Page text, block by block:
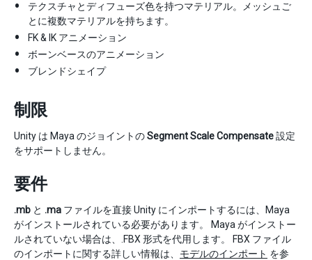
テクスチャとディフューズ色を持つマテリアル。メッシュご
とに複数マテリアルを持ちます。
FK & IK アニメーション
ボーンベースのアニメーション
ブレンドシェイプ
制限
Unity は Maya のジョイントのSegment Scale Compensate設定
をサポートしません。
要件
.mb と .ma ファイルを直接 Unity にインポートするには、Maya
がインストールされている必要があります。 Maya がインストー
ルされていない場合は、.FBX 形式を代用します。 FBX ファイル
のインポートに関する詳しい情報は、 モデルのインポート を参